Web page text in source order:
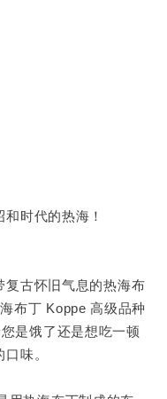
时代的热海！
复古怀旧气息的热海布
布丁 Koppe 高级品种
是饿了还是想吃一顿
味。